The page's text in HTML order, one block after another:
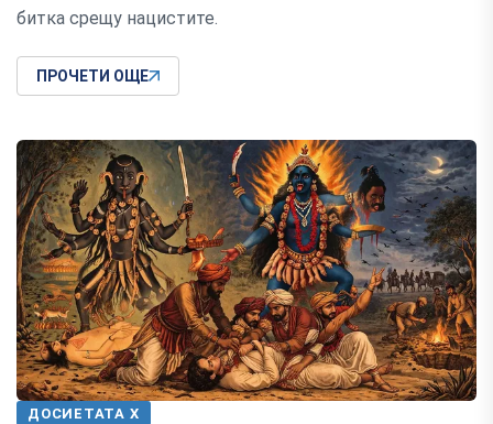
битка срещу нацистите.
ПРОЧЕТИ ОЩЕ
ДОСИЕТАТА Х